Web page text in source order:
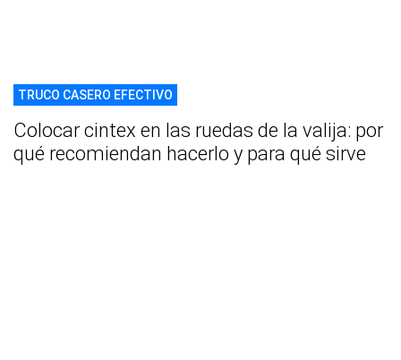
TRUCO CASERO EFECTIVO
Colocar cintex en las ruedas de la valija: por
qué recomiendan hacerlo y para qué sirve